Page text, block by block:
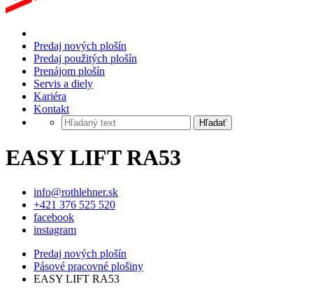
Predaj nových plošín
Predaj použitých plošín
Prenájom plošín
Servis a diely
Kariéra
Kontakt
Hľadať
EASY LIFT RA53
info@rothlehner.sk
+421 376 525 520
facebook
instagram
Predaj nových plošín
Pásové pracovné plošiny
EASY LIFT RA53